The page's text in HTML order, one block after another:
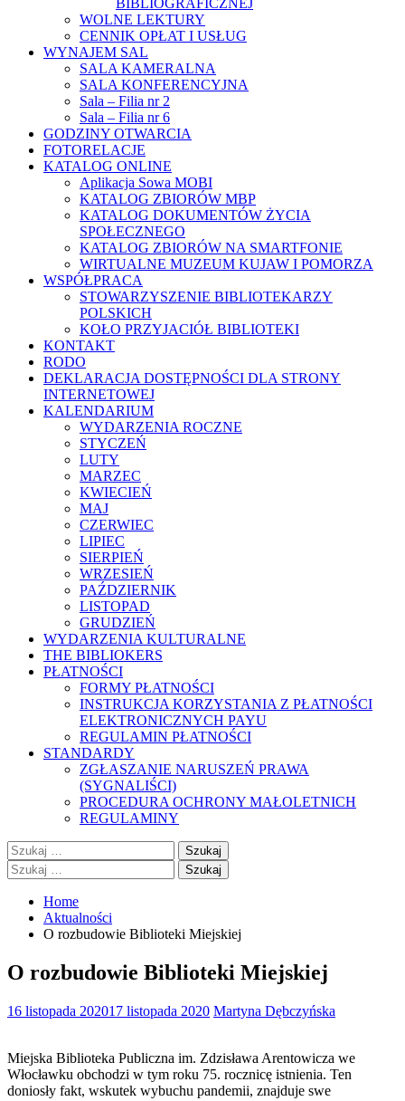
BIBLIOGRAFICZNEJ
WOLNE LEKTURY
CENNIK OPŁAT I USŁUG
WYNAJEM SAL
SALA KAMERALNA
SALA KONFERENCYJNA
Sala – Filia nr 2
Sala – Filia nr 6
GODZINY OTWARCIA
FOTORELACJE
KATALOG ONLINE
Aplikacja Sowa MOBI
KATALOG ZBIORÓW MBP
KATALOG DOKUMENTÓW ŻYCIA
SPOŁECZNEGO
KATALOG ZBIORÓW NA SMARTFONIE
WIRTUALNE MUZEUM KUJAW I POMORZA
WSPÓŁPRACA
STOWARZYSZENIE BIBLIOTEKARZY
POLSKICH
KOŁO PRZYJACIÓŁ BIBLIOTEKI
KONTAKT
RODO
DEKLARACJA DOSTĘPNOŚCI DLA STRONY
INTERNETOWEJ
KALENDARIUM
WYDARZENIA ROCZNE
STYCZEŃ
LUTY
MARZEC
KWIECIEŃ
MAJ
CZERWIEC
LIPIEC
SIERPIEŃ
WRZESIEŃ
PAŹDZIERNIK
LISTOPAD
GRUDZIEŃ
WYDARZENIA KULTURALNE
THE BIBLIOKERS
PŁATNOŚCI
FORMY PŁATNOŚCI
INSTRUKCJA KORZYSTANIA Z PŁATNOŚCI
ELEKTRONICZNYCH PAYU
REGULAMIN PŁATNOŚCI
STANDARDY
ZGŁASZANIE NARUSZEŃ PRAWA
(SYGNALIŚCI)
PROCEDURA OCHRONY MAŁOLETNICH
REGULAMINY
Szukaj:
Szukaj:
Home
Aktualności
O rozbudowie Biblioteki Miejskiej
O rozbudowie Biblioteki Miejskiej
16 listopada 202017 listopada 2020 Martyna Dębczyńska
Miejska Biblioteka Publiczna im. Zdzisława Arentowicza we
Włocławku obchodzi w tym roku 75. rocznicę istnienia. Ten
doniosły fakt, wskutek wybuchu pandemii, znajduje swe